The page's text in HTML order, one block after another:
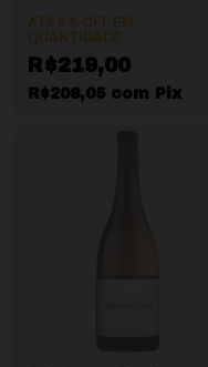
ATÉ 8% OFF EM
QUANTIDADE
R$219,00
R$208,05 com Pix